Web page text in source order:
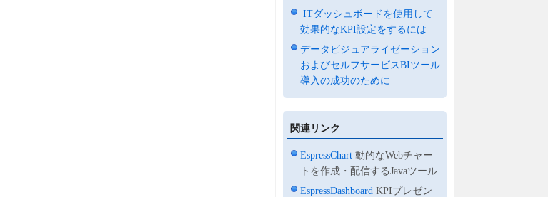
ITダッシュボードを使用して
効果的なKPI設定をするには
データビジュアライゼーション
およびセルフサービスBIツール
導入の成功のために
関連リンク
EspressChart 動的なWebチャー
トを作成・配信するJavaツール
EspressDashboard KPIプレゼン